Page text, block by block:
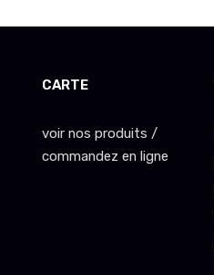
CARTE
voir nos produits /
commandez en ligne